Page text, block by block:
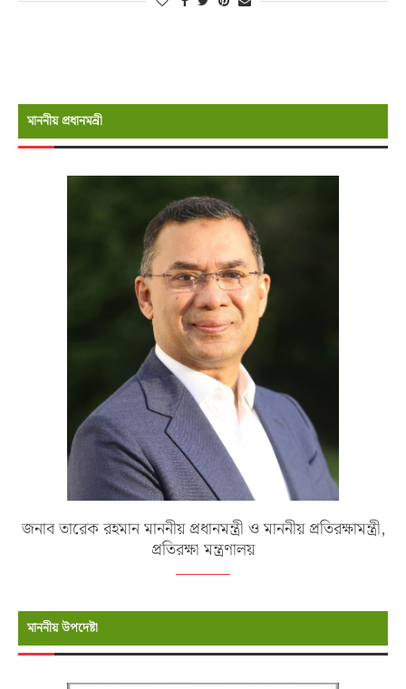
মাননীয় প্রধানমন্রী
জনাব তারেক রহমান মাননীয় প্রধানমন্ত্রী ও মাননীয় প্রতিরক্ষামন্ত্রী,
প্রতিরক্ষা মন্ত্রণালয়
মাননীয় উপদেষ্টা